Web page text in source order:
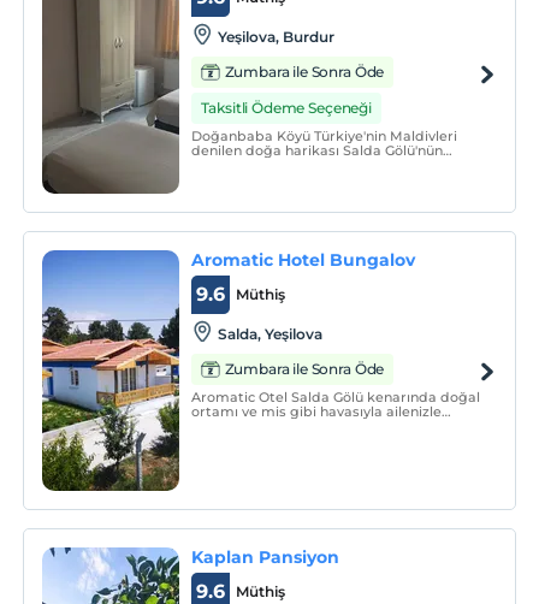
Yeşilova, Burdur
Zumbara ile Sonra Öde
Taksitli Ödeme Seçeneği
Doğanbaba Köyü Türkiye'nin Maldivleri
denilen doğa harikası Salda Gölü'nün
pansiyonudur.
Aromatic Hotel Bungalov
Müthiş
9.6
Salda, Yeşilova
Zumbara ile Sonra Öde
Aromatic Otel Salda Gölü kenarında doğal
ortamı ve mis gibi havasıyla ailenizle
Kaplan Pansiyon
Müthiş
9.6